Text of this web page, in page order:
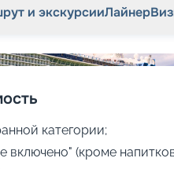
и экскурсииЛайнер
категории;
включено" (кроме